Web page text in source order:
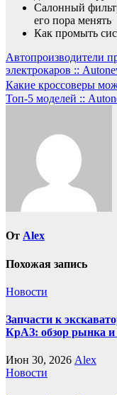
Салонный
его пора менять
Как промыть
Навигация
по
записям
Автопроизводители
электрокаров ::
Какие кроссоверы
Топ-5 моделей ::
От Alex
Похожая запись
Новости
Запчасти к
КрАЗ: обзор рынка
Июн 30, 2026 Alex
Новости